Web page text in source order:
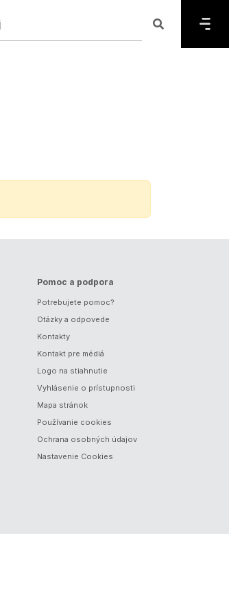
Pomoc a podpora
Potrebujete pomoc?
Otázky a odpovede
Kontakty
Kontakt pre médiá
Logo na stiahnutie
Vyhlásenie o prístupnosti
Mapa stránok
Používanie cookies
Ochrana osobných údajov
Nastavenie Cookies